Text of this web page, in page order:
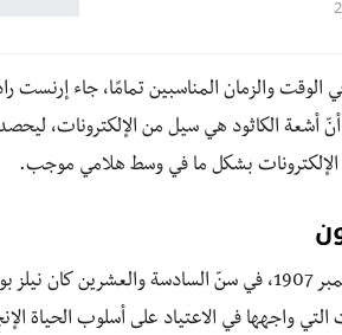
الوقت والزمان المناسبين تمامًا، جاء
أشعة الكاثود هي سيل من الإلكترونات،
بشكل ما في وسط هلامي موجب.
بوصوله إلى كمبردج في سبتمبر 1907، في سنّ السادسة
واجهها في الاعتياد على أسلوب الحياة